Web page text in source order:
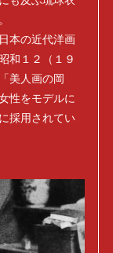
本の近代洋画
和１２（１９
美人画の岡
性をモデルに
採用されてい